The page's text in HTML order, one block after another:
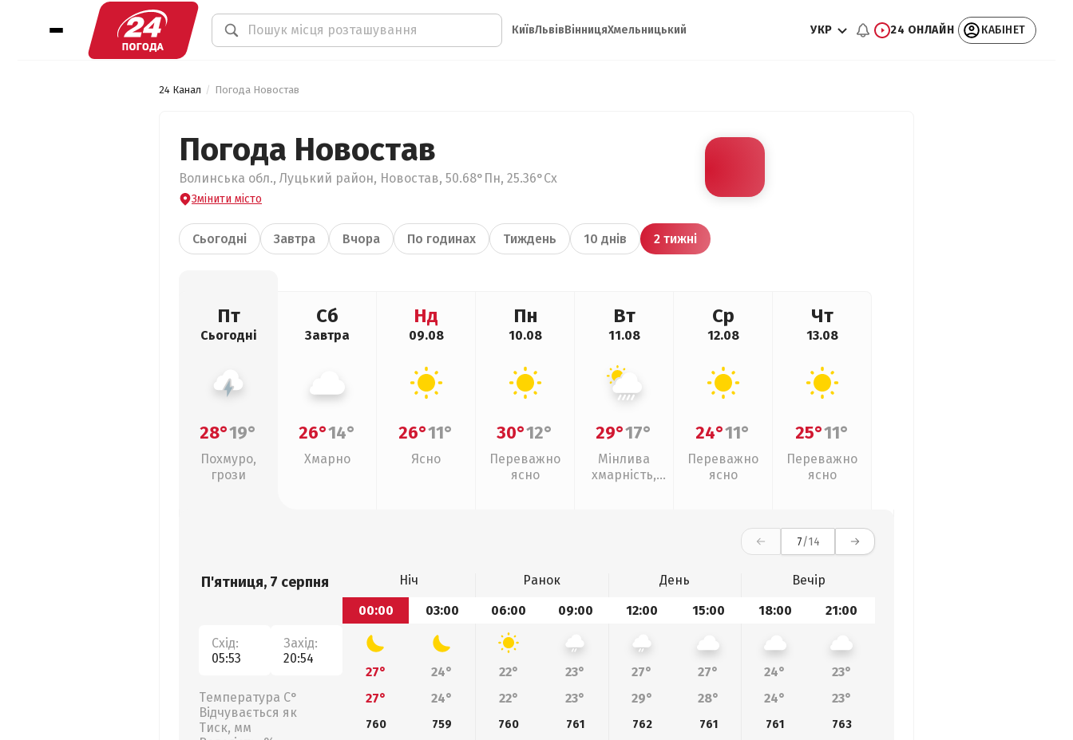
КиївЛьвівВінницяХмельницький УКР 24 ОНЛАЙН КАБІНЕТ
24 Канал Погода Новостав
Погода Новостав
Волинська обл., Луцький район, Новостав, 50.68°Пн, 25.36°Сх
Змінити місто
Сьогодні Завтра Вчора По годинах Тиждень 10 днів 2 тижні
Пт
Сьогодні
28°19°
Похмуро,
грози
Сб
Завтра
26°14°
Хмарно
Нд
09.08
26°11°
Ясно
Пн
10.08
30°12°
Переважно
ясно
Вт
11.08
29°17°
Мінлива
хмарність,
Ср
12.08
24°11°
Переважно
ясно
Чт
13.08
25°11°
Переважно
ясно
7/14
П'ятниця, 7 серпня
Схід:
05:53
Захід:
20:54
Температура С°
Відчувається як
Тиск, мм
Ніч Ранок День
Вечір
00:00
03:00 06:00 09:00 12:00 15:00 18:00 21:00
27° 24° 22° 23° 27° 27° 24°
23°
27°
24° 22° 23° 29° 28° 24° 23°
760 759 760 761 762 761 761
763